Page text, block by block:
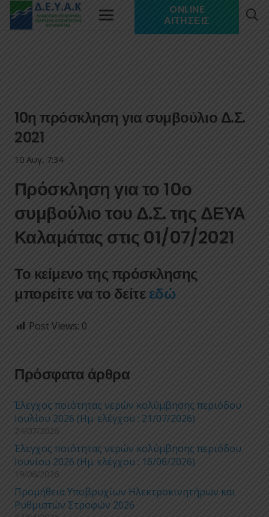
ONLINE
ΑΙΤΉΣΕΙΣ
10η πρόσκληση για συμβούλιο Δ.Σ.
2021
10 Αυγ, 7:34
Πρόσκληση για το 10ο
συμβούλιο του Δ.Σ. της ΔΕΥΑ
Καλαμάτας στις 01/07/2021
Το κείμενο της πρόσκλησης
μπορείτε να το δείτεεδώ
Post Views: 0
Πρόσφατα άρθρα
Έλεγχος ποιότητας νερών κολύμβησης περιόδου
Ιουλίου 2026 (Ημ. ελέγχου : 21/07/2026)
24/07/2026
Έλεγχος ποιότητας νερών κολύμβησης περιόδου
Ιουνίου 2026 (Ημ. ελέγχου : 16/06/2026)
19/06/2026
Προμήθεια Υποβρυχίων Ηλεκτροκινητήρων και
Ρυθμιστών Στροφών 2026